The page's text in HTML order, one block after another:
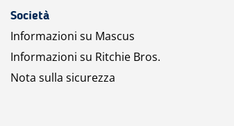
Società
Informazioni su Mascus
Informazioni su Ritchie Bros.
Nota sulla sicurezza